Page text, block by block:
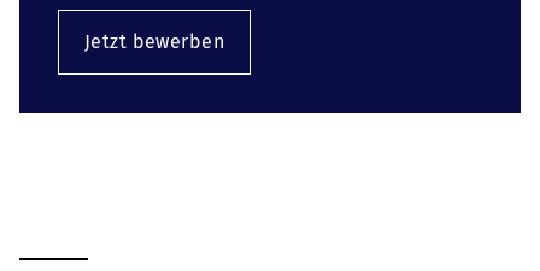
Jetzt bewerben